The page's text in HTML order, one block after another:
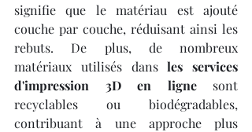
signifie que le matériau est ajouté
couche par couche, réduisant ainsi les
rebuts. De plus, de nombreux
matériaux utilisés dans les services
d'impression 3D en ligne sont
recyclables ou biodégradables,
contribuant à une approche plus